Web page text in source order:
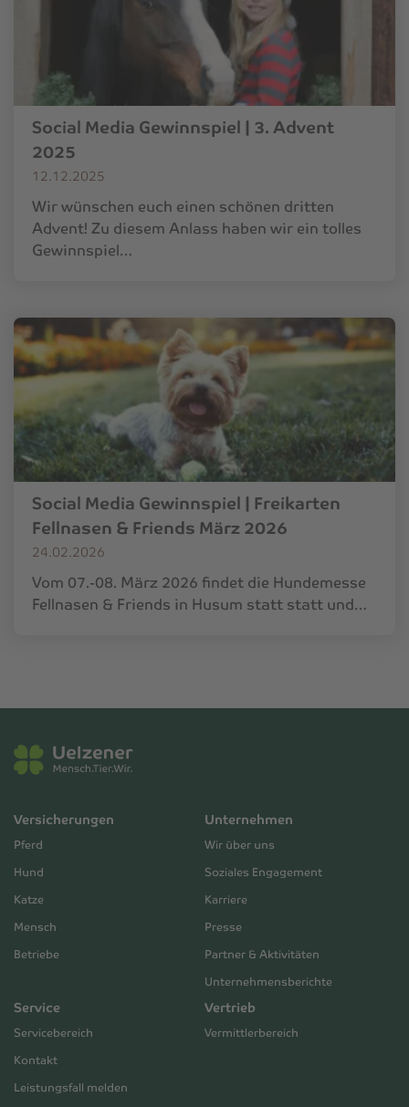
Social Media Gewinnspiel | 3. Advent
2025
12.12.2025
Wir wünschen euch einen schönen dritten
Advent! Zu diesem Anlass haben wir ein tolles
Gewinnspiel…
Social Media Gewinnspiel | Freikarten
Fellnasen & Friends März 2026
24.02.2026
Vom 07.-08. März 2026 findet die Hundemesse
Fellnasen & Friends in Husum statt statt und…
Versicherungen
Pferd
Hund
Katze
Mensch
Betriebe
Unternehmen
Wir über uns
Soziales Engagement
Karriere
Presse
Partner & Aktivitäten
Unternehmensberichte
Service
Servicebereich
Kontakt
Leistungsfall melden
Vertrieb
Vermittlerbereich